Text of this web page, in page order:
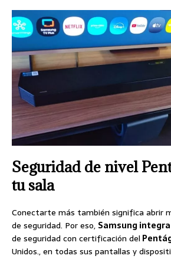
Seguridad de nivel
tu sala
Conectarte más también significa abrir
de seguridad. Por eso, Samsung
de seguridad con certificación del
Unidos., en todas sus pantallas y